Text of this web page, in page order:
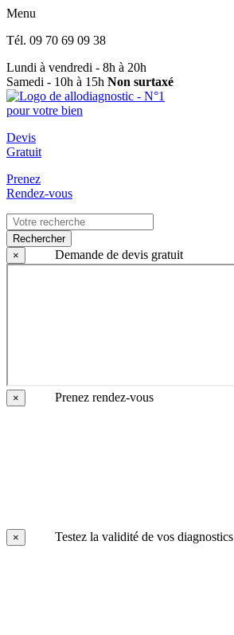
Menu
Tél. 09 70 69 09 38
Lundi à vendredi - 8h à 20h
Samedi - 10h à 15h Non surtaxé
Devis
Gratuit
Prenez
Rendez-vous
Rechercher
×
Demande de devis gratuit
× Prenez rendez-vous
× Testez la validité de vos diagnostics